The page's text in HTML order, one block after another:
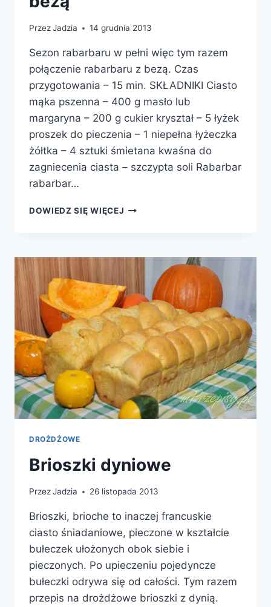
PrzezJadzia 14 grudnia 2013
Sezon rabarbaru w pełni więc tym razem
połączenie rabarbaru z bezą. Czas
przygotowania – 15 min. SKŁADNIKI Ciasto
mąka pszenna – 400 g masło lub
margaryna – 200 g cukier kryształ – 5 łyżek
proszek do pieczenia – 1 niepełna łyżeczka
żółtka – 4 sztuki śmietana kwaśna do
zagniecenia ciasta – szczypta soli Rabarbar
rabarbar…
DOWIEDZ SIĘ WIĘCEJ CIASTO
BEZĄ
DROŻDŻOWE
Brioszki dyniowe
PrzezJadzia 26 listopada 2013
Brioszki, brioche to inaczej francuskie
ciasto śniadaniowe, pieczone w kształcie
bułeczek ułożonych obok siebie i
pieczonych. Po upieczeniu pojedyncze
bułeczki odrywa się od całości. Tym razem
przepis na drożdżowe brioszki z dynią.